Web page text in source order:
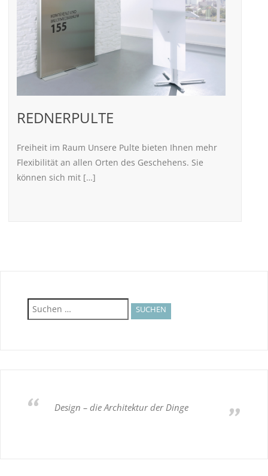
REDNERPULTE
Freiheit im Raum Unsere Pulte bieten Ihnen mehr
Flexibilität an allen Orten des Geschehens. Sie
können sich mit […]
Suchen
nach:
Design – die Architektur der Dinge